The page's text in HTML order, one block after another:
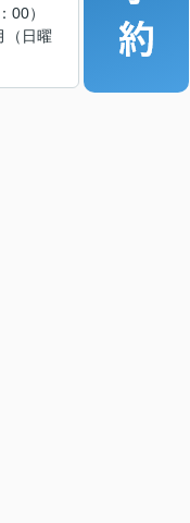
00）
（日曜